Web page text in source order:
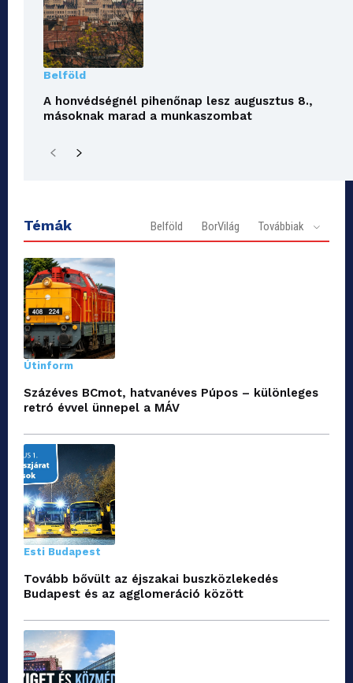
Belföld
A honvédségnél pihenőnap lesz augusztus 8.,
másoknak marad a munkaszombat
Témák Belföld BorVilág Továbbiak
Útinform
Százéves BCmot, hatvanéves Púpos – különleges
retró évvel ünnepel a MÁV
Esti Budapest
Tovább bővült az éjszakai buszközlekedés
Budapest és az agglomeráció között